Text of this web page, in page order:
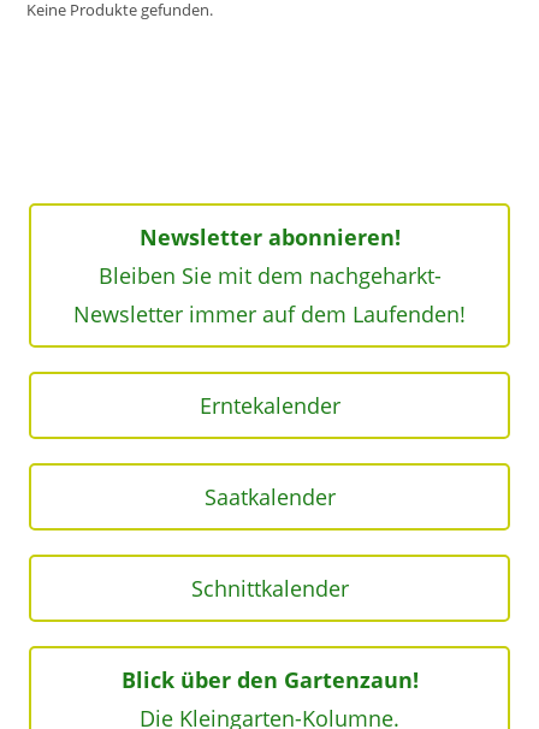
Keine Produkte gefunden.
Newsletter abonnieren!
Bleiben Sie mit dem nachgeharkt-
Newsletter immer auf dem Laufenden!
Erntekalender
Saatkalender
Schnittkalender
Blick über den Gartenzaun!
Die Kleingarten-Kolumne.